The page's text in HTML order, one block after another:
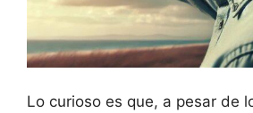
Lo curioso es que, a pesar de